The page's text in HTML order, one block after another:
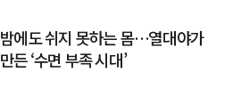
밤에도 쉬지 못하는 몸…열대야가
만든 ‘수면 부족 시대’